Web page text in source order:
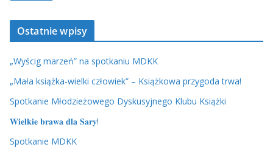
Ostatnie wpisy
„Wyścig marzeń” na spotkaniu MDKK
„Mała książka-wielki człowiek” – Książkowa przygoda trwa!
Spotkanie Młodzieżowego Dyskusyjnego Klubu Książki
𝐖𝐢𝐞𝐥𝐤𝐢𝐞 𝐛𝐫𝐚𝐰𝐚 𝐝𝐥𝐚 𝐒𝐚𝐫𝐲!
Spotkanie MDKK